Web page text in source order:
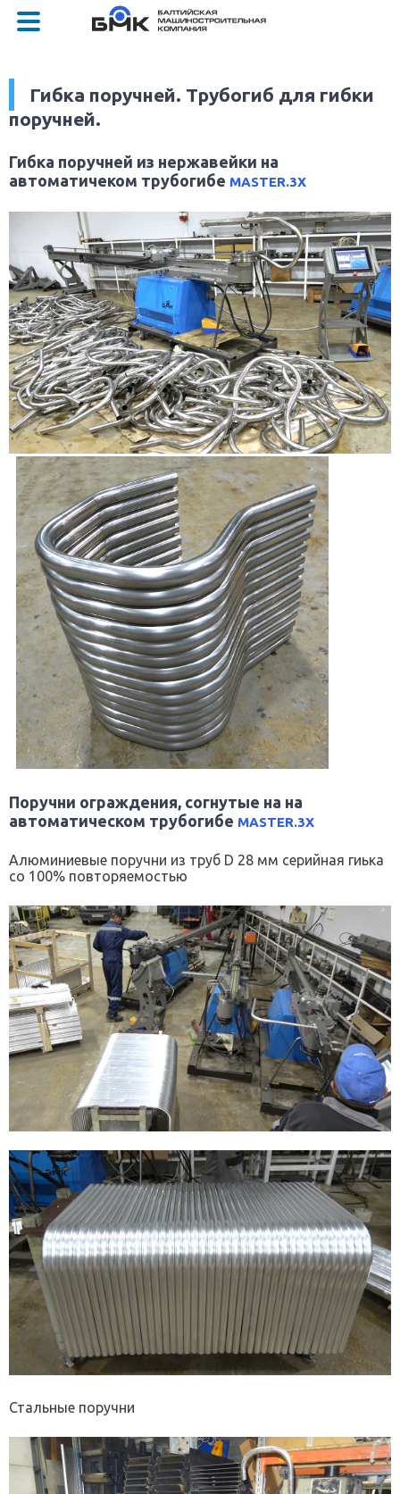
Гибка поручней. Трубогиб для гибки
поручней.
Гибка поручней из нержавейки на
автоматичеком трубогибе MASTER.3X
Поручни ограждения, согнутые на на
автоматическом трубогибе MASTER.3X
Алюминиевые поручни из труб D 28 мм серийная гиька
со 100% повторяемостью
Стальные поручни